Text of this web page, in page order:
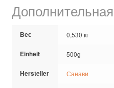
Вес 0,530 кг
Einheit 500g
Hersteller Санави